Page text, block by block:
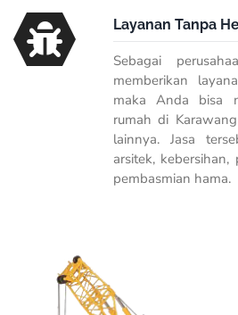
Layanan Tanpa
Sebagai
memberikan
maka Anda bisa
rumah di
lainnya. Jasa
arsitek,
pembasmian hama.